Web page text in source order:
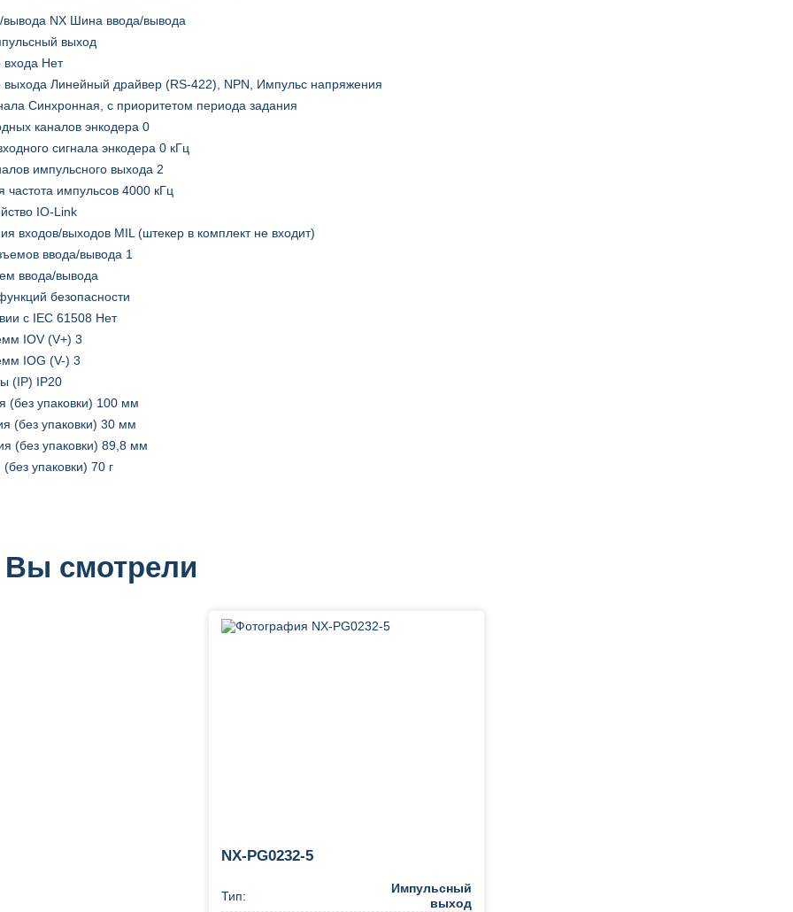
вывода NX Шина ввода/вывода
выход
Нет
выхода Линейный драйвер (RS-422), NPN, Импульс напряжения
Синхронная, с приоритетом периода задания
каналов энкодера 0
сигнала энкодера 0 кГц
импульсного выхода 2
частота импульсов 4000 кГц
IO-Link
входов/выходов MIL (штекер в комплект не входит)
ввода/вывода 1
ввода/вывода
безопасности
с IEC 61508 Нет
IOV (V+) 3
IOG (V-) 3
(IP) IP20
(без упаковки) 100 мм
(без упаковки) 30 мм
(без упаковки) 89,8 мм
упаковки) 70 г
Вы смотрели
NX-PG0232-5
Тип:
Импульсный
выход